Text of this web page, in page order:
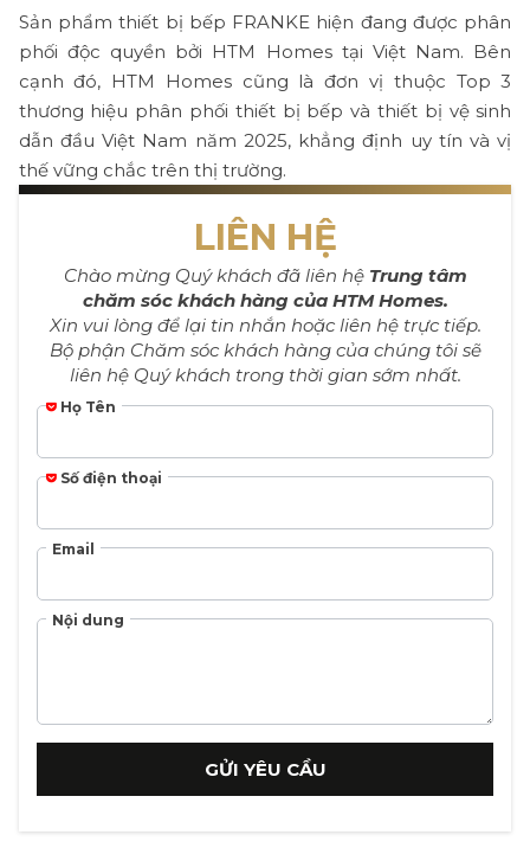
Sản phẩm thiết bị bếp FRANKE hiện đang được phân
phối độc quyền bởi HTM Homes tại Việt Nam. Bên
cạnh đó, HTM Homes cũng là đơn vị thuộc Top 3
thương hiệu phân phối thiết bị bếp và thiết bị vệ sinh
dẫn đầu Việt Nam năm 2025, khẳng định uy tín và vị
thế vững chắc trên thị trường.
LIÊN HỆ
Chào mừng Quý khách đã liên hệ Trung tâm
chăm sóc khách hàng của HTM Homes.
Xin vui lòng để lại tin nhắn hoặc liên hệ trực tiếp.
Bộ phận Chăm sóc khách hàng của chúng tôi sẽ
liên hệ Quý khách trong thời gian sớm nhất.
Họ Tên
Số điện thoại
Email
Nội dung
GỬI YÊU CẦU